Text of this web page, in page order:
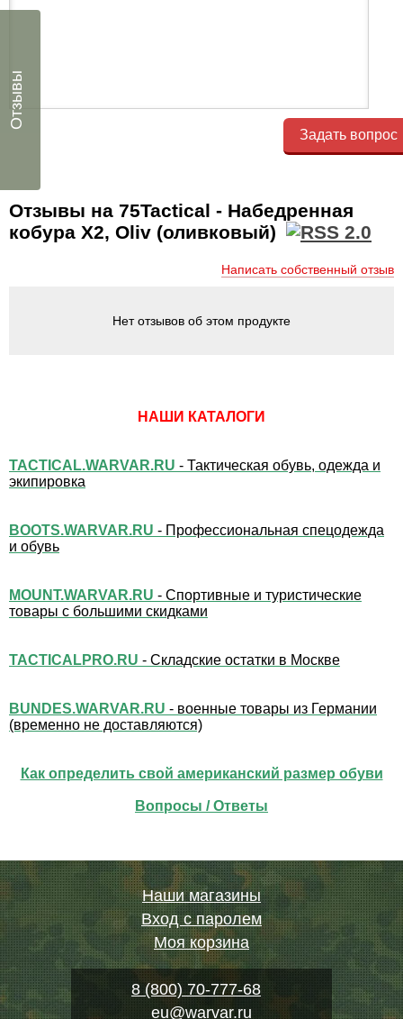
Задать вопрос
Отзывы на 75Tactical - Набедренная
кобура X2, Oliv (оливковый)
Написать собственный отзыв
Нет отзывов об этом продукте
НАШИ КАТАЛОГИ
TACTICAL.WARVAR.RU - Тактическая обувь, одежда и
экипировка
BOOTS.WARVAR.RU - Профессиональная спецодежда
и обувь
MOUNT.WARVAR.RU - Спортивные и туристические
товары с большими скидками
TACTICALPRO.RU - Складские остатки в Москве
BUNDES.WARVAR.RU - военные товары из Германии
(временно не доставляются)
Как определить свой американский размер обуви
Вопросы / Ответы
Отзывы
Наши магазины
Вход с паролем
Моя корзина
8 (800) 70-777-68
eu@warvar.ru